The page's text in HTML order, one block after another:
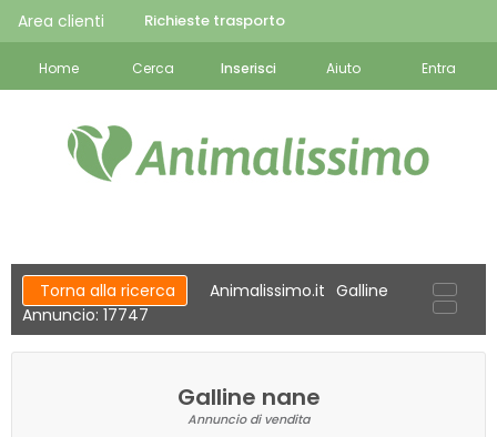
Area clienti Richieste trasporto
Home Cerca Inserisci Aiuto Entra
Torna alla ricerca Animalissimo.it Galline
Annuncio: 17747
Galline nane
Annuncio di vendita